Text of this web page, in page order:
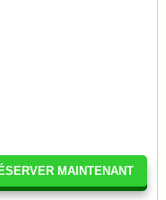
MAINTENANT